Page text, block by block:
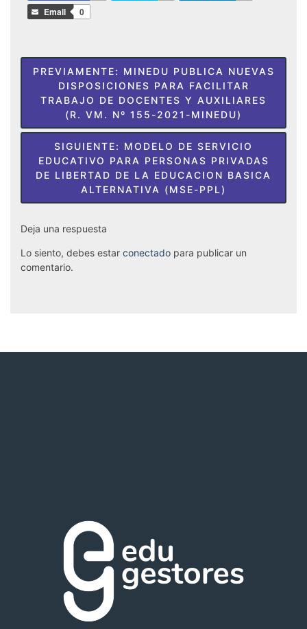
Email
0
PREVIAMENTE: MINEDU PUBLICA NUEVAS
DISPOSICIONES PARA FACILITAR
TRABAJO DE DOCENTES Y AUXILIARES
(R. VM. Nº 155-2021-MINEDU)
SIGUIENTE: MODELO DE SERVICIO
EDUCATIVO PARA PERSONAS PRIVADAS
DE LIBERTAD DE LA EDUCACION BASICA
ALTERNATIVA (MSE-PPL)
Deja una respuesta
Lo siento, debes estar conectado para publicar un
comentario.